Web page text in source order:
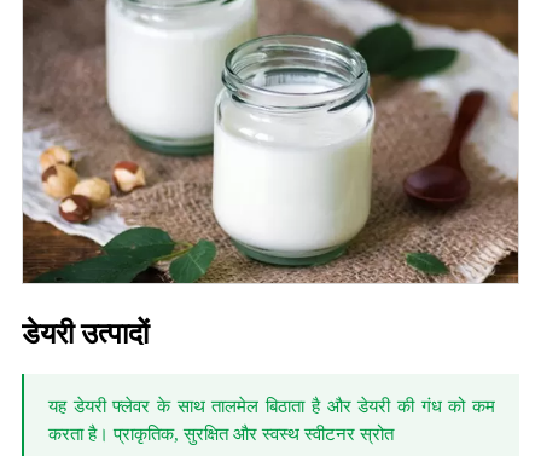
डेयरी उत्पादों
यह डेयरी फ्लेवर के साथ तालमेल बिठाता है और डेयरी की गंध को कम
करता है। प्राकृतिक, सुरक्षित और स्वस्थ स्वीटनर स्रोत